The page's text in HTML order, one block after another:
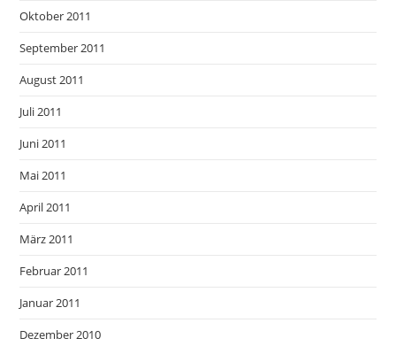
Oktober 2011
September 2011
August 2011
Juli 2011
Juni 2011
Mai 2011
April 2011
März 2011
Februar 2011
Januar 2011
Dezember 2010